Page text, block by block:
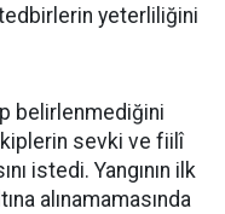
yeterliliğini
belirlenmediğini
sevki ve fiilî
istedi. Yangının ilk
alınamamasında